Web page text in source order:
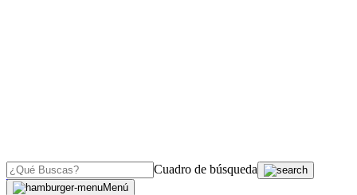
Cuadro de búsqueda
Menú
OJO